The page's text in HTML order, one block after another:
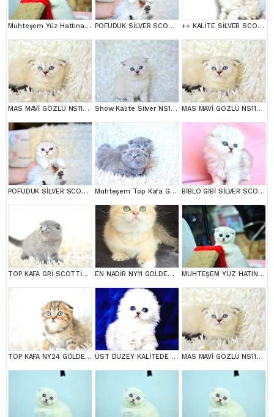
Muhteşem Yüz Hattına Sahip Silver Scottish Fold POFUDUK SİLVER SCOTTİSH FOLD ++ KALİTE SİLVER SCOTTİSH FOLD
MAS MAVİ GÖZLÜ NS1133 SCOTTİSH FOLD Show Kalite Silver NS1133 Scottish Fold Yavrumuz MAS MAVİ GÖZLÜ NS1133 SCOTTİSH FOLD erkek
POFUDUK SİLVER SCOTTİSH FOLD Muhteşem Top Kafa Gri Scottish Fold BİBLO GİBİ SİLVER SCOTTİSH FOLD LONGHAİR
TOP KAFA GRİ SCOTTİSH FOLD EN NADİR NY11 GOLDEN SCOTTİSH FOLD YAVRUMUZ MUHTEŞEM YÜZ HATINA SAHİP SİLVER SCOTTİSH FOLD
TOP KAFA NY24 GOLDEN SCOTTİSH FOLD ÜST DÜZEY KALİTEDE SCOTTİSH FOLD LONGHAİR NS1133 MAS MAVİ GÖZLÜ NS1133 SCOTTİSH FOLD erkek